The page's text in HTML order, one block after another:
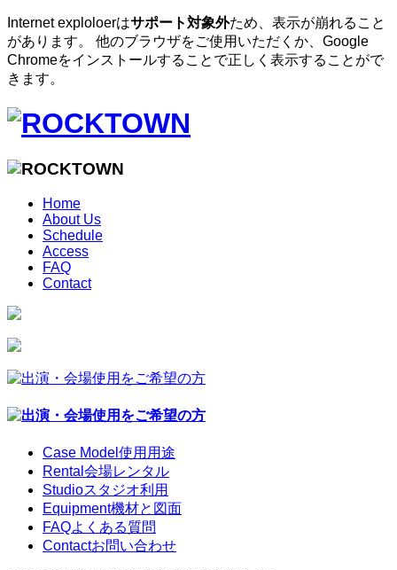
Internet exploloerはサポート対象外ため、表示が崩れること
があります。 他のブラウザをご使用いただくか、Google
Chromeをインストールすることで正しく表示することがで
きます。
Home
About Us
Schedule
Access
FAQ
Contact
Case Model 使用用途
Rental 会場レンタル
Studioスタジオ利用
Equipment機材と図面
FAQよくある質問
Contactお問い合わせ